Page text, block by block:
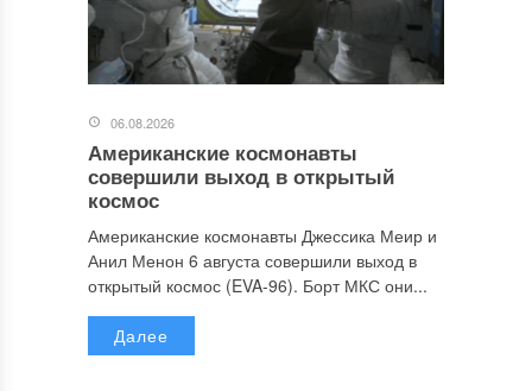
06.08.2026
Американские космонавты
совершили выход в открытый
космос
Американские космонавты Джессика Меир и
Анил Менон 6 августа совершили выход в
открытый космос (EVA-96). Борт МКС они...
Далее